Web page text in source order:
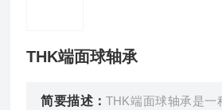
THK端面球轴承
简要描述：THK端面球轴承是一